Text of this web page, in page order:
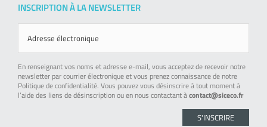
INSCRIPTION À LA NEWSLETTER
En renseignant vos noms et adresse e-mail, vous acceptez de recevoir notre
newsletter par courrier électronique et vous prenez connaissance de notre
Politique de confidentialité. Vous pouvez vous désinscrire à tout moment à
l’aide des liens de désinscription ou en nous contactant àcontact@siceco.fr